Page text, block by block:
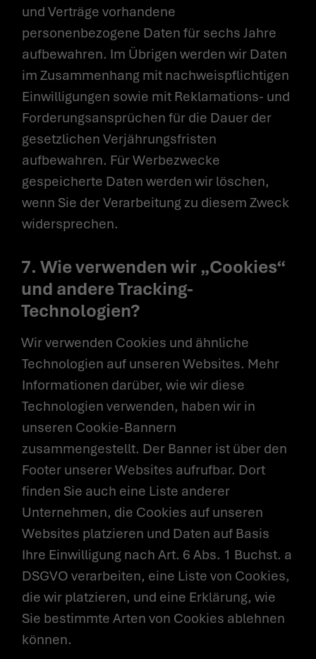
und Verträge vorhandene
personenbezogene Daten für sechs Jahre
aufbewahren. Im Übrigen werden wir Daten
im Zusammenhang mit nachweispflichtigen
Einwilligungen sowie mit Reklamations- und
Forderungsansprüchen für die Dauer der
gesetzlichen Verjährungsfristen
aufbewahren. Für Werbezwecke
gespeicherte Daten werden wir löschen,
wenn Sie der Verarbeitung zu diesem Zweck
widersprechen.
7. Wie verwenden wir „Cookies“
und andere Tracking-
Technologien?
Wir verwenden Cookies und ähnliche
Technologien auf unseren Websites. Mehr
Informationen darüber, wie wir diese
Technologien verwenden, haben wir in
unseren Cookie-Bannern
zusammengestellt. Der Banner ist über den
Footer unserer Websites aufrufbar. Dort
finden Sie auch eine Liste anderer
Unternehmen, die Cookies auf unseren
Websites platzieren und Daten auf Basis
Ihre Einwilligung nach Art. 6 Abs. 1 Buchst. a
DSGVO verarbeiten, eine Liste von Cookies,
die wir platzieren, und eine Erklärung, wie
Sie bestimmte Arten von Cookies ablehnen
können.
COMPLIANCE
DATENSCHUTZRICHTLINIE
IMPRESSUM